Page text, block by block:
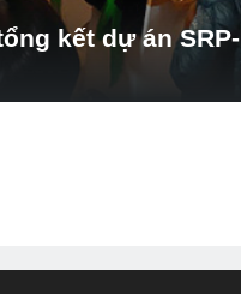
kết dự án SRP-